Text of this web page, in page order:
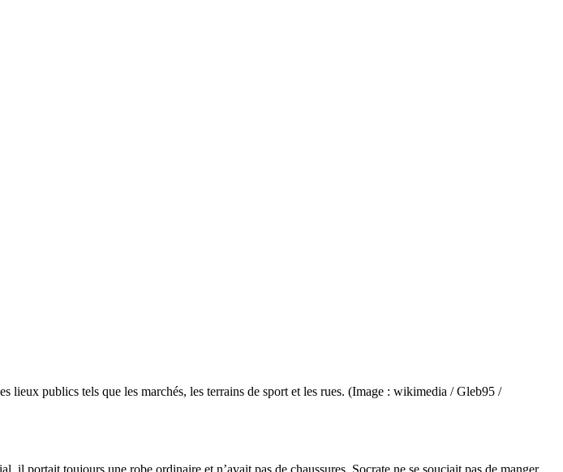
lieux publics tels que les marchés, les terrains de sport et les rues. (Image : wikimedia / Gleb95 /
portait toujours une robe ordinaire et n’avait pas de chaussures. Socrate ne se souciait pas de manger,